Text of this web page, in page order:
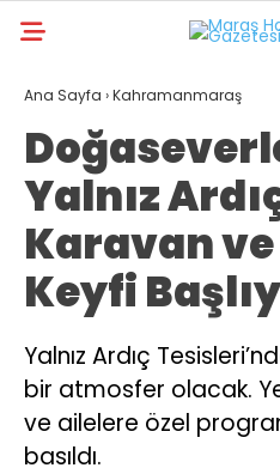
GALERİ
ANA SAYFA
KAHRAMANMARAŞ
GÜNDEM
EKONOMI
POLITIKA
DÜNYA
Ana Sayfa ›Kahramanmaraş
Yalnız
Karavan
Keyfi
Yalnız Ardıç
bir atmosfer olacak.
ve ailelere özel
basıldı.